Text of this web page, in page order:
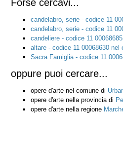
Forse cercavi...
candelabro, serie - codice 11
candelabro, serie - codice 11
candeliere - codice 11
altare - codice 11 00068630 nel
Sacra Famiglia - codice 11
oppure puoi cercare...
opere d'arte nel comune di
opere d'arte nella provincia di
opere d'arte nella regione